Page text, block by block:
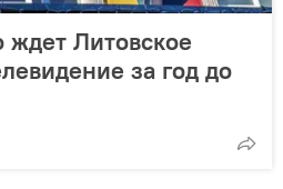
ждет Литовское
за год до